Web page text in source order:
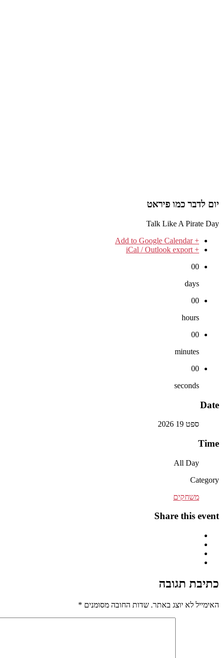
יום לדבר כמו פיראט
Talk Like A Pirate Day
+ Add to Google Calendar
+ iCal / Outlook export
00
days
00
hours
00
minutes
00
seconds
Date
ספט 19 2026
Time
All Day
Category
משחקים
Share this event
כתיבת תגובה
האימייל לא יוצג באתר. שדות החובה מסומנים *